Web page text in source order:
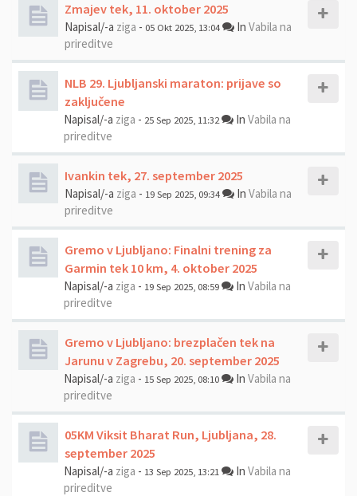
Zmajev tek, 11. oktober 2025
Napisal/-a ziga - 05 Okt 2025, 13:04 In Vabila na
prireditve
NLB 29. Ljubljanski maraton: prijave so
zaključene
Napisal/-a ziga - 25 Sep 2025, 11:32 In Vabila na
prireditve
Ivankin tek, 27. september 2025
Napisal/-a ziga - 19 Sep 2025, 09:34 In Vabila na
prireditve
Gremo v Ljubljano: Finalni trening za
Garmin tek 10 km, 4. oktober 2025
Napisal/-a ziga - 19 Sep 2025, 08:59 In Vabila na
prireditve
Gremo v Ljubljano: brezplačen tek na
Jarunu v Zagrebu, 20. september 2025
Napisal/-a ziga - 15 Sep 2025, 08:10 In Vabila na
prireditve
05KM Viksit Bharat Run, Ljubljana, 28.
september 2025
Napisal/-a ziga - 13 Sep 2025, 13:21 In Vabila na
prireditve